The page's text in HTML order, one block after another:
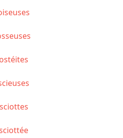
ostéites
sciottes